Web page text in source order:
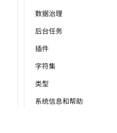
数据治理
后台任务
插件
字符集
类型
系统信息和帮助